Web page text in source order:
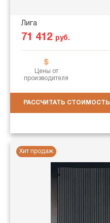
Лига
71 412 руб.
Цены от
производителя
РАССЧИТАТЬ СТОИМОСТЬ
Хит продаж